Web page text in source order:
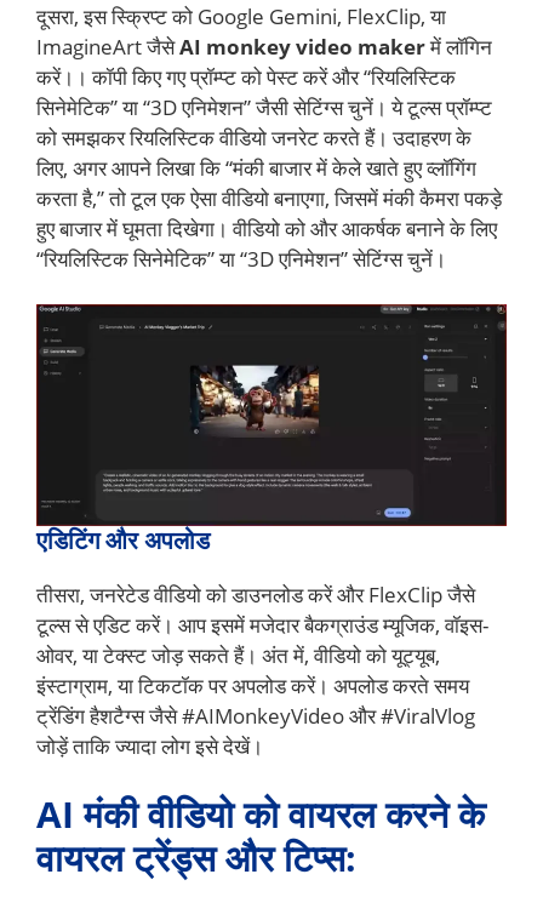
दूसरा, इस स्क्रिप्ट को Google Gemini, FlexClip, या
ImagineArt जैसेAI monkey video makerमें लॉगिन
करें।। कॉपी किए गए प्रॉम्प्ट को पेस्ट करें और “रियलिस्टिक
सिनेमेटिक” या “3D एनिमेशन” जैसी सेटिंग्स चुनें। ये टूल्स प्रॉम्प्ट
को समझकर रियलिस्टिक वीडियो जनरेट करते हैं। उदाहरण के
लिए, अगर आपने लिखा कि “मंकी बाजार में केले खाते हुए व्लॉगिंग
करता है,” तो टूल एक ऐसा वीडियो बनाएगा, जिसमें मंकी कैमरा पकड़े
हुए बाजार में घूमता दिखेगा। वीडियो को और आकर्षक बनाने के लिए
“रियलिस्टिक सिनेमेटिक” या “3D एनिमेशन” सेटिंग्स चुनें।
एडिटिंग और अपलोड
तीसरा, जनरेटेड वीडियो को डाउनलोड करें और FlexClip जैसे
टूल्स से एडिट करें। आप इसमें मजेदार बैकग्राउंड म्यूजिक, वॉइस-
ओवर, या टेक्स्ट जोड़ सकते हैं। अंत में, वीडियो को यूट्यूब,
इंस्टाग्राम, या टिकटॉक पर अपलोड करें। अपलोड करते समय
ट्रेंडिंग हैशटैग्स जैसे #AIMonkeyVideo और #ViralVlog
जोड़ें ताकि ज्यादा लोग इसे देखें।
AI मंकी वीडियो को वायरल करने के
वायरल ट्रेंड्स और टिप्स: